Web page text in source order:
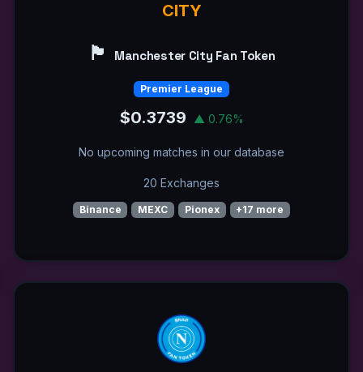
CITY
🏴󠁧󠁢󠁥󠁮󠁧󠁿 Manchester City Fan Token
Premier League
$0.3739 ▲ 0.76%
No upcoming matches in our database
20 Exchanges
Binance MEXC Pionex +17 more